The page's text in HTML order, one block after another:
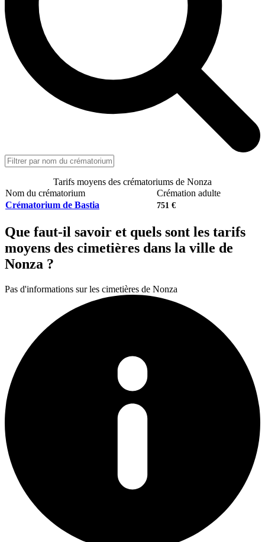
Tarifs moyens des crématoriums de Nonza
Nom du crématorium
Crémation adulte
Crématorium de Bastia
751 €
Que faut-il savoir et quels sont les tarifs
moyens des cimetières dans la ville de
Nonza ?
Pas d'informations sur les cimetières de Nonza